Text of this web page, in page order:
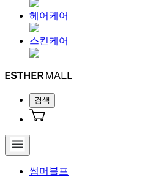
헤어케어
스킨케어
검색
썸머블프